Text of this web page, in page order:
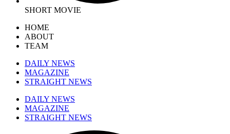
SHORT MOVIE
HOME
ABOUT
TEAM
DAILY NEWS
MAGAZINE
STRAIGHT NEWS
DAILY NEWS
MAGAZINE
STRAIGHT NEWS